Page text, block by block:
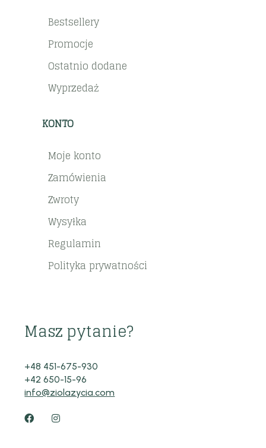
Bestsellery
Promocje
Ostatnio dodane
Wyprzedaż
KONTO
Moje konto
Zamówienia
Zwroty
Wysyłka
Regulamin
Polityka prywatności
Masz pytanie?
+48 451-675-930
+42 650-15-96
info@ziolazycia.com